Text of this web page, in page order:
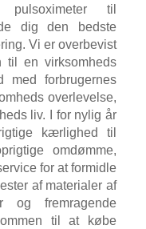
til
dig den bedste
Vi er overbevist
til en virksomheds
med forbrugernes
overlevelse,
liv. I for nylig år
kærlighed til
omdømme,
for at formidle
af materialer af
og fremragende
til at købe